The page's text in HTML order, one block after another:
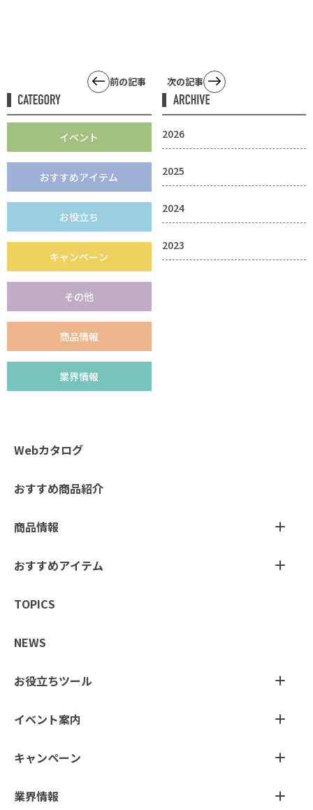
前の記事 次の記事
イベント
おすすめアイテム
お役立ち
キャンペーン
その他
商品情報
業界情報
2026
2025
2024
2023
Webカタログ
おすすめ商品紹介
商品情報
おすすめアイテム
TOPICS
NEWS
お役立ちツール
イベント案内
キャンペーン
業界情報